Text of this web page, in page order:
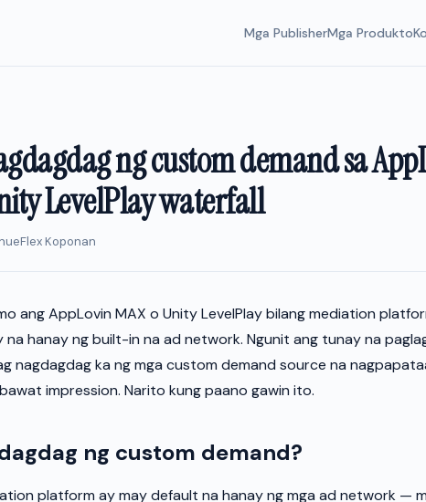
Mga PublisherMga Produkto
ng custom demand sa
LevelPlay waterfall
Koponan
ang AppLovin MAX o Unity LevelPlay bilang mediation
na hanay ng built-in na ad network. Ngunit ang tunay na
nagdagdag ka ng mga custom demand source na
impression. Narito kung paano gawin ito.
ng custom demand?
platform ay may default na hanay ng mga ad network —